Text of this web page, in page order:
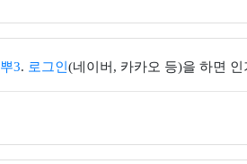
뿌3. 로그인 (네이버, 카카오 등)을 하면